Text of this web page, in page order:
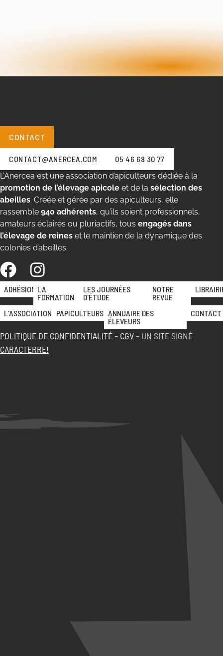
CONTACT
CONTACT@ANERCEA.COM
05 46 68 30 77
L’Anercea est une association d’apiculteurs dédiée à la
promotion de l’élevage apicole et de la sélection des
abeilles. Créée et gérée par des apiculteurs, elle
rassemble 940 adhérents, qu’ils soient professionnels,
amateurs éclairés ou pluriactifs, tous engagés dans
l’élevage de reines et le maintien de la dynamique des
colonies d’abeilles.
ADHÉSION LA
FORMATION
LES JOURNÉES
D'ÉTUDE
NOTRE
REVUE
L'ASSOCIATION PAPICULTEURS ANNUAIRE DES
ÉLEVEURS
CONTACT
POLITIQUE DE CONFIDENTIALITÉ– CGV– UN SITE SIGNÉ
CARACTERRE!